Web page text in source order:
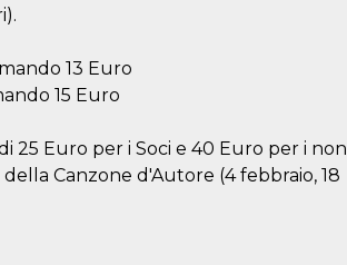
13 Euro
15 Euro
25 Euro per i Soci e 40 Euro per i non
Canzone d'Autore (4 febbraio, 18